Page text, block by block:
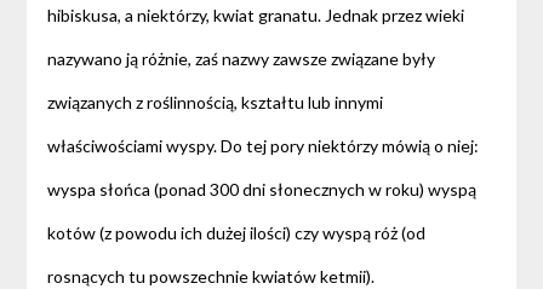
hibiskusa, a niektórzy, kwiat granatu. Jednak przez wieki
nazywano ją różnie, zaś nazwy zawsze związane były
związanych z roślinnością, kształtu lub innymi
właściwościami wyspy. Do tej pory niektórzy mówią o niej:
wyspa słońca (ponad 300 dni słonecznych w roku) wyspą
kotów (z powodu ich dużej ilości) czy wyspą róż (od
rosnących tu powszechnie kwiatów ketmii).